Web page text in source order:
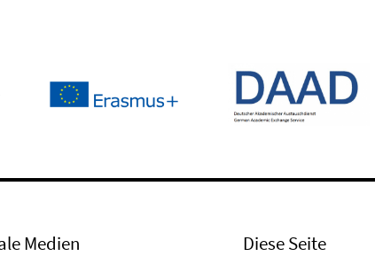
Medien Diese Seite